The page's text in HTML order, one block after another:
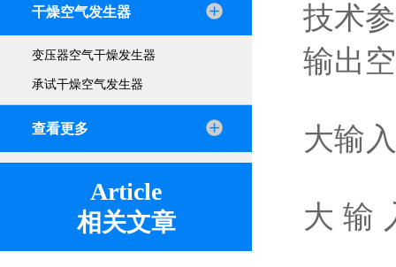
干燥空气发生器
变压器空气干燥发生器
承试干燥空气发生器
查看更多
Article
相关文章
输
大
大输